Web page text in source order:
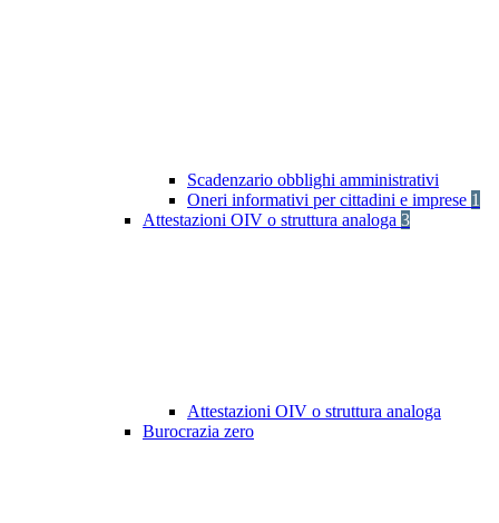
Scadenzario obblighi amministrativi
Oneri informativi per cittadini e imprese 1
Attestazioni OIV o struttura analoga 3
Attestazioni OIV o struttura analoga
Burocrazia zero